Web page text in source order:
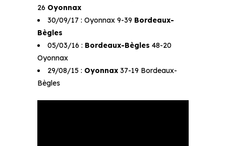
26 Oyonnax
30/09/17 : Oyonnax 9-39 Bordeaux-
Bègles
05/03/16 : Bordeaux-Bègles 48-20
Oyonnax
29/08/15 : Oyonnax 37-19 Bordeaux-
Bègles